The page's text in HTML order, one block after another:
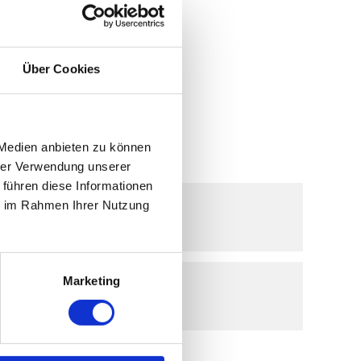
Über Cookies
anbieten zu können
Verwendung unserer
diese Informationen
Rahmen Ihrer Nutzung
Marketing
Ebenenstraße 94
Telefon: +43 - 664 - 3914186